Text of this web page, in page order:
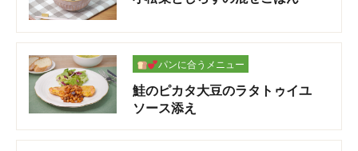
パンに合うメニュー
鮭のピカタ大豆のラタトゥイユ
ソース添え